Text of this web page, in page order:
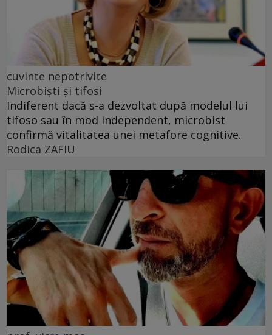
cuvinte nepotrivite
Microbiști și tifosi
Indiferent dacă s-a dezvoltat după modelul lui
tifoso sau în mod independent, microbist
confirmă vitalitatea unei metafore cognitive.
Rodica ZAFIU